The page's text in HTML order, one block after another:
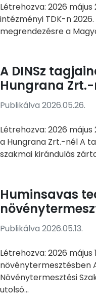
Létrehozva: 2026 május
intézményi TDK-n
megrendezésre a
A DINSz
Hungrana
Publikálva 2026.05.26.
Létrehozva: 2026
a Hungrana Zrt.-nél A
szakmai kirándulás
Huminsavas
Publikálva 2026.05.13.
Létrehozva: 2026
növénytermesztésben
Növénytermesztési
utolsó...